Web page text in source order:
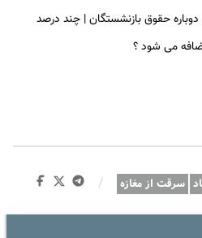
دوباره حقوق بازنشستگان | چند درصد
می شود ؟
سرقت از مغازه /